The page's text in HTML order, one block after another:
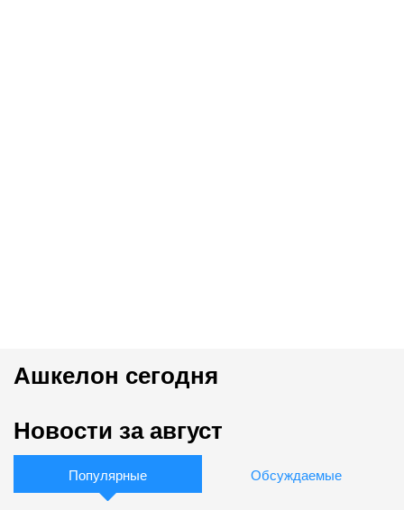
Ашкелон сегодня
Новости за август
Популярные Обсуждаемые